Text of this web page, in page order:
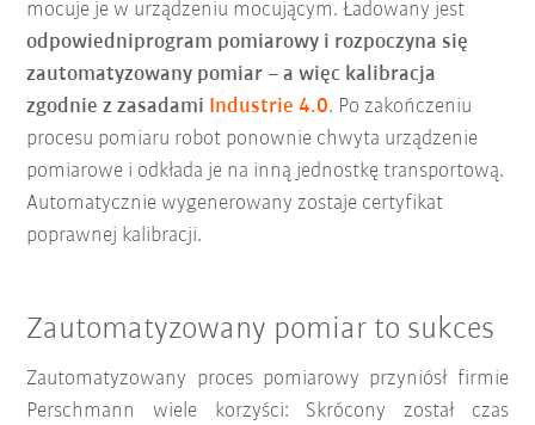
mocuje je w urządzeniu mocującym. Ładowany jest
odpowiedniprogram pomiarowy i rozpoczyna się
zautomatyzowany pomiar – a więc kalibracja
zgodnie z zasadami Industrie 4.0. Po zakończeniu
procesu pomiaru robot ponownie chwyta urządzenie
pomiarowe i odkłada je na inną jednostkę transportową.
Automatycznie wygenerowany zostaje certyfikat
poprawnej kalibracji.
Zautomatyzowany pomiar to sukces
Zautomatyzowany proces pomiarowy przyniósł firmie
Perschmann wiele korzyści: Skrócony został czas